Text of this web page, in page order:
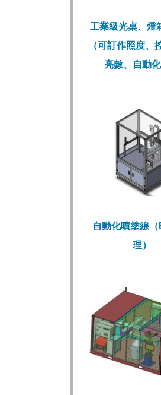
工業級光桌、燈
（可訂作照度、
亮數、自動
自動化噴塗線
理）